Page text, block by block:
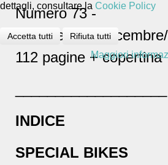
Numero 73 -
di Novembre/
112 pagine + copertina
INDICE
SPECIAL BIKES
dettagli, consultare la Cookie Policy
Accetta tutti Rifiuta tutti
Maggiori